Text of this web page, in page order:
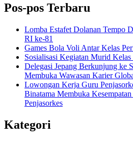
Pos-pos Terbaru
Lomba Estafet Dolanan Tempo
RI ke-81
Games Bola Voli Antar Kelas
Sosialisasi Kegiatan Murid
Delegasi Jepang Berkunjung ke
Membuka Wawasan Karier
Lowongan Kerja Guru
Binatama Membuka
Penjasorkes
Kategori